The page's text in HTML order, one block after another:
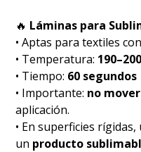
🔥 Láminas para
• Aptas para textiles con
• Temperatura:
• Tiempo: 60 segundos
• Importante: no
aplicación.
• En superficies
un producto